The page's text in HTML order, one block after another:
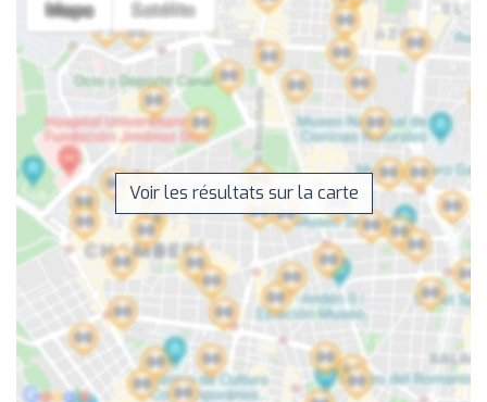
Voir les résultats sur la carte